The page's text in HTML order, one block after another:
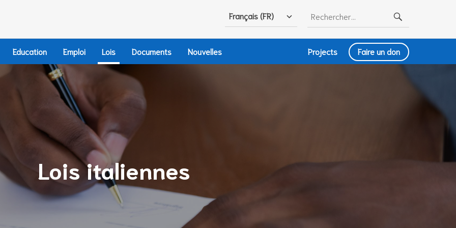
Rechercher :
Français (FR)
Education Emploi Lois Documents Nouvelles Projects Faire un don
Lois italiennes